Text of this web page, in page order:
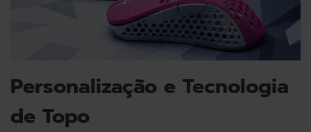
Personalização e Tecnologia
de Topo